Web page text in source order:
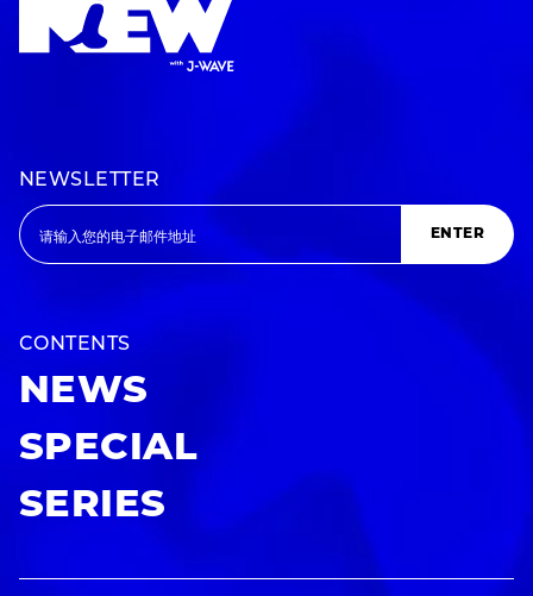
NEWSLETTER
ENTER
CONTENTS
NEWS
SPECIAL
SERIES